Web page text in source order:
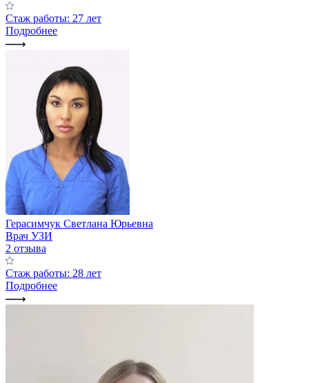
Стаж работы: 27 лет
Подробнее
Герасимчук Светлана Юрьевна
Врач УЗИ
2 отзыва
Стаж работы: 28 лет
Подробнее